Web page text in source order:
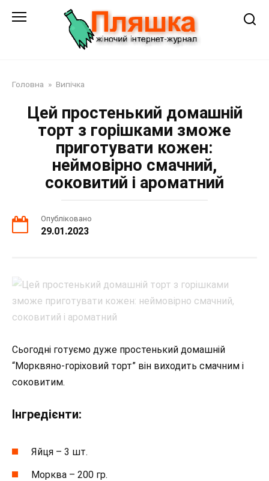
Головна » Випічка
Цей простенький домашній
торт з горішками зможе
приготувати кожен:
неймовірно смачний,
соковитий і ароматний
Опубліковано
29.01.2023
Сьогодні готуємо дуже простенький домашній
“Морквяно-горіховий торт” він виходить смачним і
соковитим.
Інгредієнти:
Яйця – 3 шт.
Морква – 200 гр.